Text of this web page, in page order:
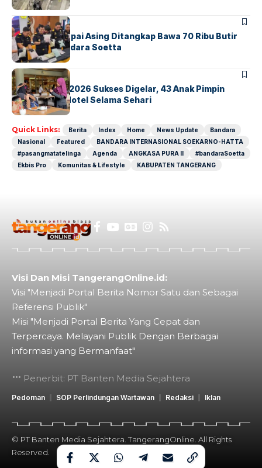
BANDARA BERITA
Kopilot Maskapai Asing Ditangkap Bawa 70 Ribu Butir
Ekstasi di Bandara Soetta
BERITAINDEX
GM For A Day 2026 Sukses Digelar, 43 Anak Pimpin
Operasional Hotel Selama Sehari
Quick Links: Berita Index Home News Update
Bandara
Nasional
Featured
BANDARA INTERNASIONAL SOEKARNO-HATTA
#pasangmatatelinga
Agenda ANGKASA PURA II
#bandaraSoetta
Ekbis Pro
Komunitas & Lifestyle KABUPATEN TANGERANG
Visi Dan Misi TangerangOnline.id:
Visi "Menjadi Portal Berita Nomor Satu dan Sebagai
Referensi Publik"
Misi "Menjadi Portal Berita Yang Cepat dan
Terpercaya. Melayani Publik Dengan Berbagai
informasi yang Bermanfaat"
Penerbit: PT Banten Media Sejahtera
Pedoman SOP Perlindungan Wartawan Redaksi Iklan
© PT Banten Media Sejahtera. TangerangOnline. All Rights
Reserved.